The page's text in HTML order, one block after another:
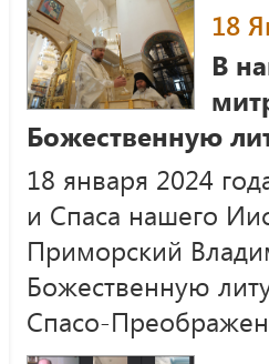
18
В
Божественную
18 января 2024
и Спаса нашего
Приморский
Божественную
Спасо-